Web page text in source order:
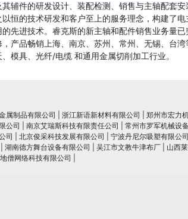
辅件的研发设计、装配检测、销售与主轴配套
恒的技术研发和客户至上的服务理念，构建了
先进技术。睿克斯的新主轴和配件销售业务量
产品畅销上海、南京、苏州、常州、无锡、台
模具、光纤/电缆 和通用金属切削加工行业。
属制品有限公司 浙江新语新材料有限公司 郑州市宏力
公司
南京艾瑞斯科技有限责任公司 常州市罗军机械设
司
北京俊采科技发展有限公司 宁波丹尼尔吸塑有限公司
湖南德方舞台设备有限公司 吴江市文教牛津布厂 山西
僧网络科技有限公司